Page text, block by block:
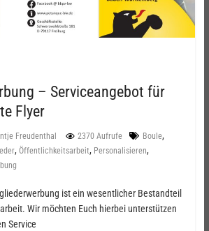
– Serviceangebot für
Flyer
Freudenthal 2370 Aufrufe Boule,
, Öffentlichkeitsarbeit, Personalisieren,
ist ein wesentlicher Bestandteil
Wir möchten Euch hierbei unterstützen
Service